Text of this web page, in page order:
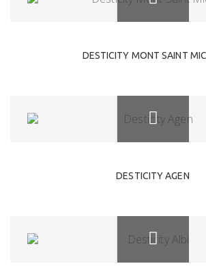
DESTICITY MONT SAINT
DESTICITY AGEN